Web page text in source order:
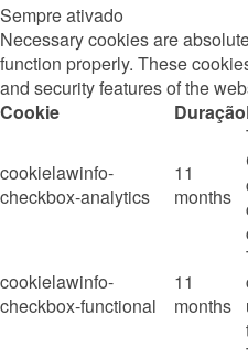
Sempre ativado
Necessary cookies are
function properly. These
and security features of the
Cookie
Duração
cookielawinfo-
checkbox-analytics
11
months
cookielawinfo-
checkbox-functional
11
months